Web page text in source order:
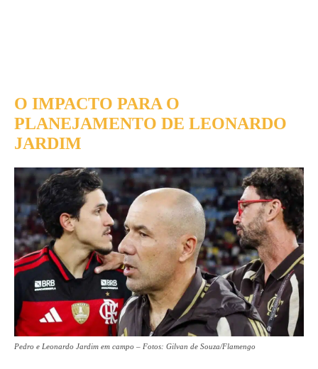
O IMPACTO PARA O
PLANEJAMENTO DE LEONARDO
JARDIM
Pedro e Leonardo Jardim em campo – Fotos: Gilvan de Souza/Flamengo